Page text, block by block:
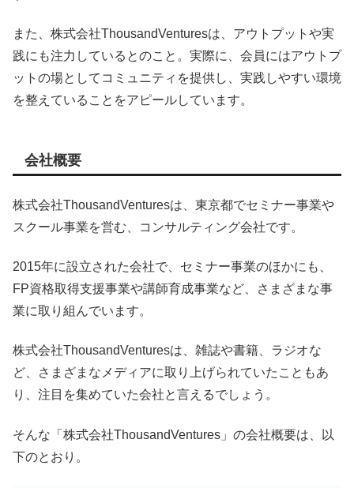
また、株式会社ThousandVenturesは、アウトプットや実
践にも注力しているとのこと。実際に、会員にはアウトプ
ットの場としてコミュニティを提供し、実践しやすい環境
を整えていることをアピールしています。
会社概要
株式会社ThousandVenturesは、東京都でセミナー事業や
スクール事業を営む、コンサルティング会社です。
2015年に設立された会社で、セミナー事業のほかにも、
FP資格取得支援事業や講師育成事業など、さまざまな事
業に取り組んでいます。
株式会社ThousandVenturesは、雑誌や書籍、ラジオな
ど、さまざまなメディアに取り上げられていたこともあ
り、注目を集めていた会社と言えるでしょう。
そんな「株式会社ThousandVentures」の会社概要は、以
下のとおり。